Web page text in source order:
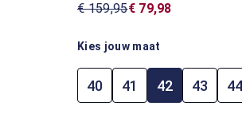
€ 159,95€ 79,98
Kies jouw maat
40 41 42 43 44